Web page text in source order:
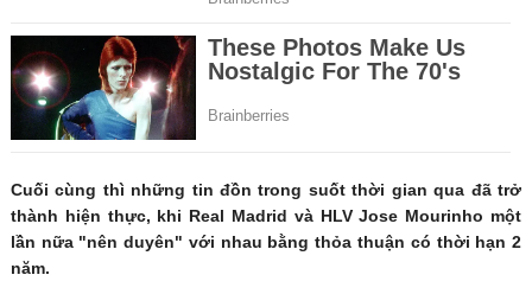
Cuối cùng thì những tin đồn trong suốt thời gian qua đã trở
thành hiện thực, khi Real Madrid và HLV Jose Mourinho một
lần nữa "nên duyên" với nhau bằng thỏa thuận có thời hạn 2
năm.